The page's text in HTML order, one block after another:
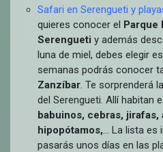
Safari en Serengueti y
quieres conocer el Parque
Serengueti y además
luna de miel, debes elegir
semanas podrás conocer
Zanzíbar. Te sorprenderá
del Serengueti. Allí habitan
babuinos, cebras, jirafas,
hipopótamos,… La lista es
pasarás unos días en las